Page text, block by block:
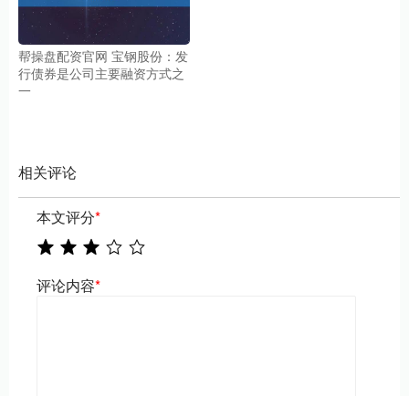
帮操盘配资官网 宝钢股份：发
行债券是公司主要融资方式之
一
相关评论
本文评分*
评论内容*